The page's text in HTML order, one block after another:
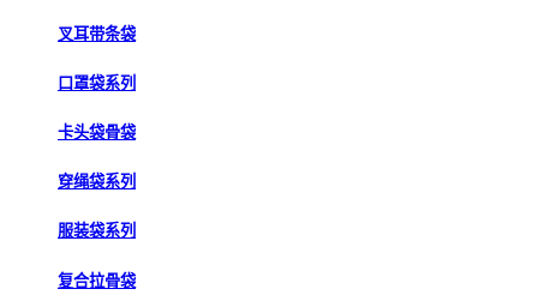
叉耳带条袋
口罩袋系列
卡头袋骨袋
穿绳袋系列
服装袋系列
复合拉骨袋